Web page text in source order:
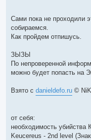
Сами пока не проходили
собираемся.
Как пройдем отпишусь.
ЗЫЗЫ
По непроверенной
можно будет попасть на
Взято с danieldefo.ru ©
от себя:
необходимость
Keucereus - 2nd level